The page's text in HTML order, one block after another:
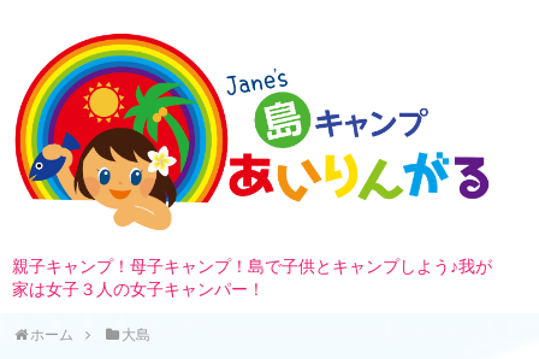
親子キャンプ！母子キャンプ！島で子供とキャンプしよう♪我が
家は女子３人の女子キャンパー！
ホーム 大島